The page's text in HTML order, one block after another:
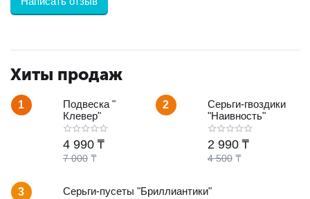
Хиты продаж
1
Подвеска "
Клевер"
7 000 ₸
4 990 ₸
2
Серьги-гвоздики
"Наивность"
4 500 ₸
2 990 ₸
3 Серьги-пусеты "Бриллиантики"